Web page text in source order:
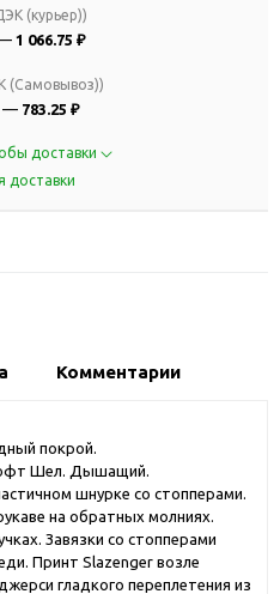
(курьер))
— 1 066.75 ₽
(Самовывоз))
— 783.25 ₽
доставки
доставки
Комментарии
покрой.
Шел. Дышащий.
шнурке со стопперами.
на обратных молниях.
Завязки со стопперами
Принт Slazenger возле
гладкого переплетения из